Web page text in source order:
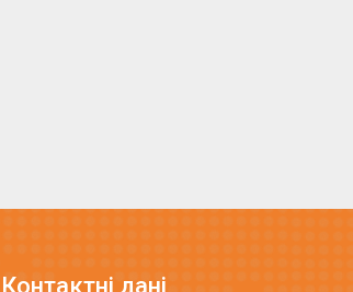
Контактні дані